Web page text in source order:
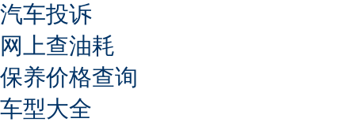
汽车投诉
网上查油耗
保养价格查询
车型大全